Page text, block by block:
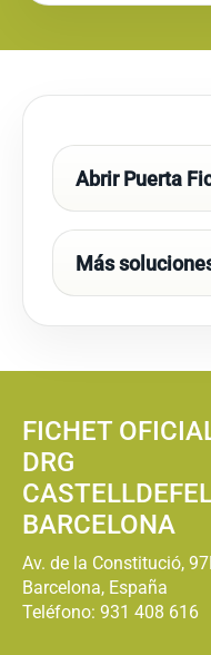
Abrir Puerta
Más
FICHET
DRG
BARCELONA
Av. de la Constitució,
Barcelona, España
Teléfono: 931 408 616